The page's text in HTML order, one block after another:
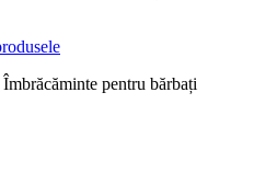
Îmbrăcăminte pentru bărbați